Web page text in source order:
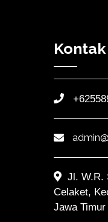
Kontak
Jl. W.R.
Celaket,
Jawa